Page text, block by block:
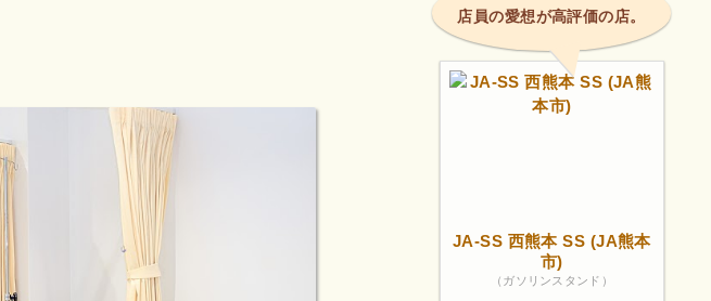
店員の愛想が高評価の店。
JA-SS 西熊本 SS (JA熊本
市)
（ガソリンスタンド）